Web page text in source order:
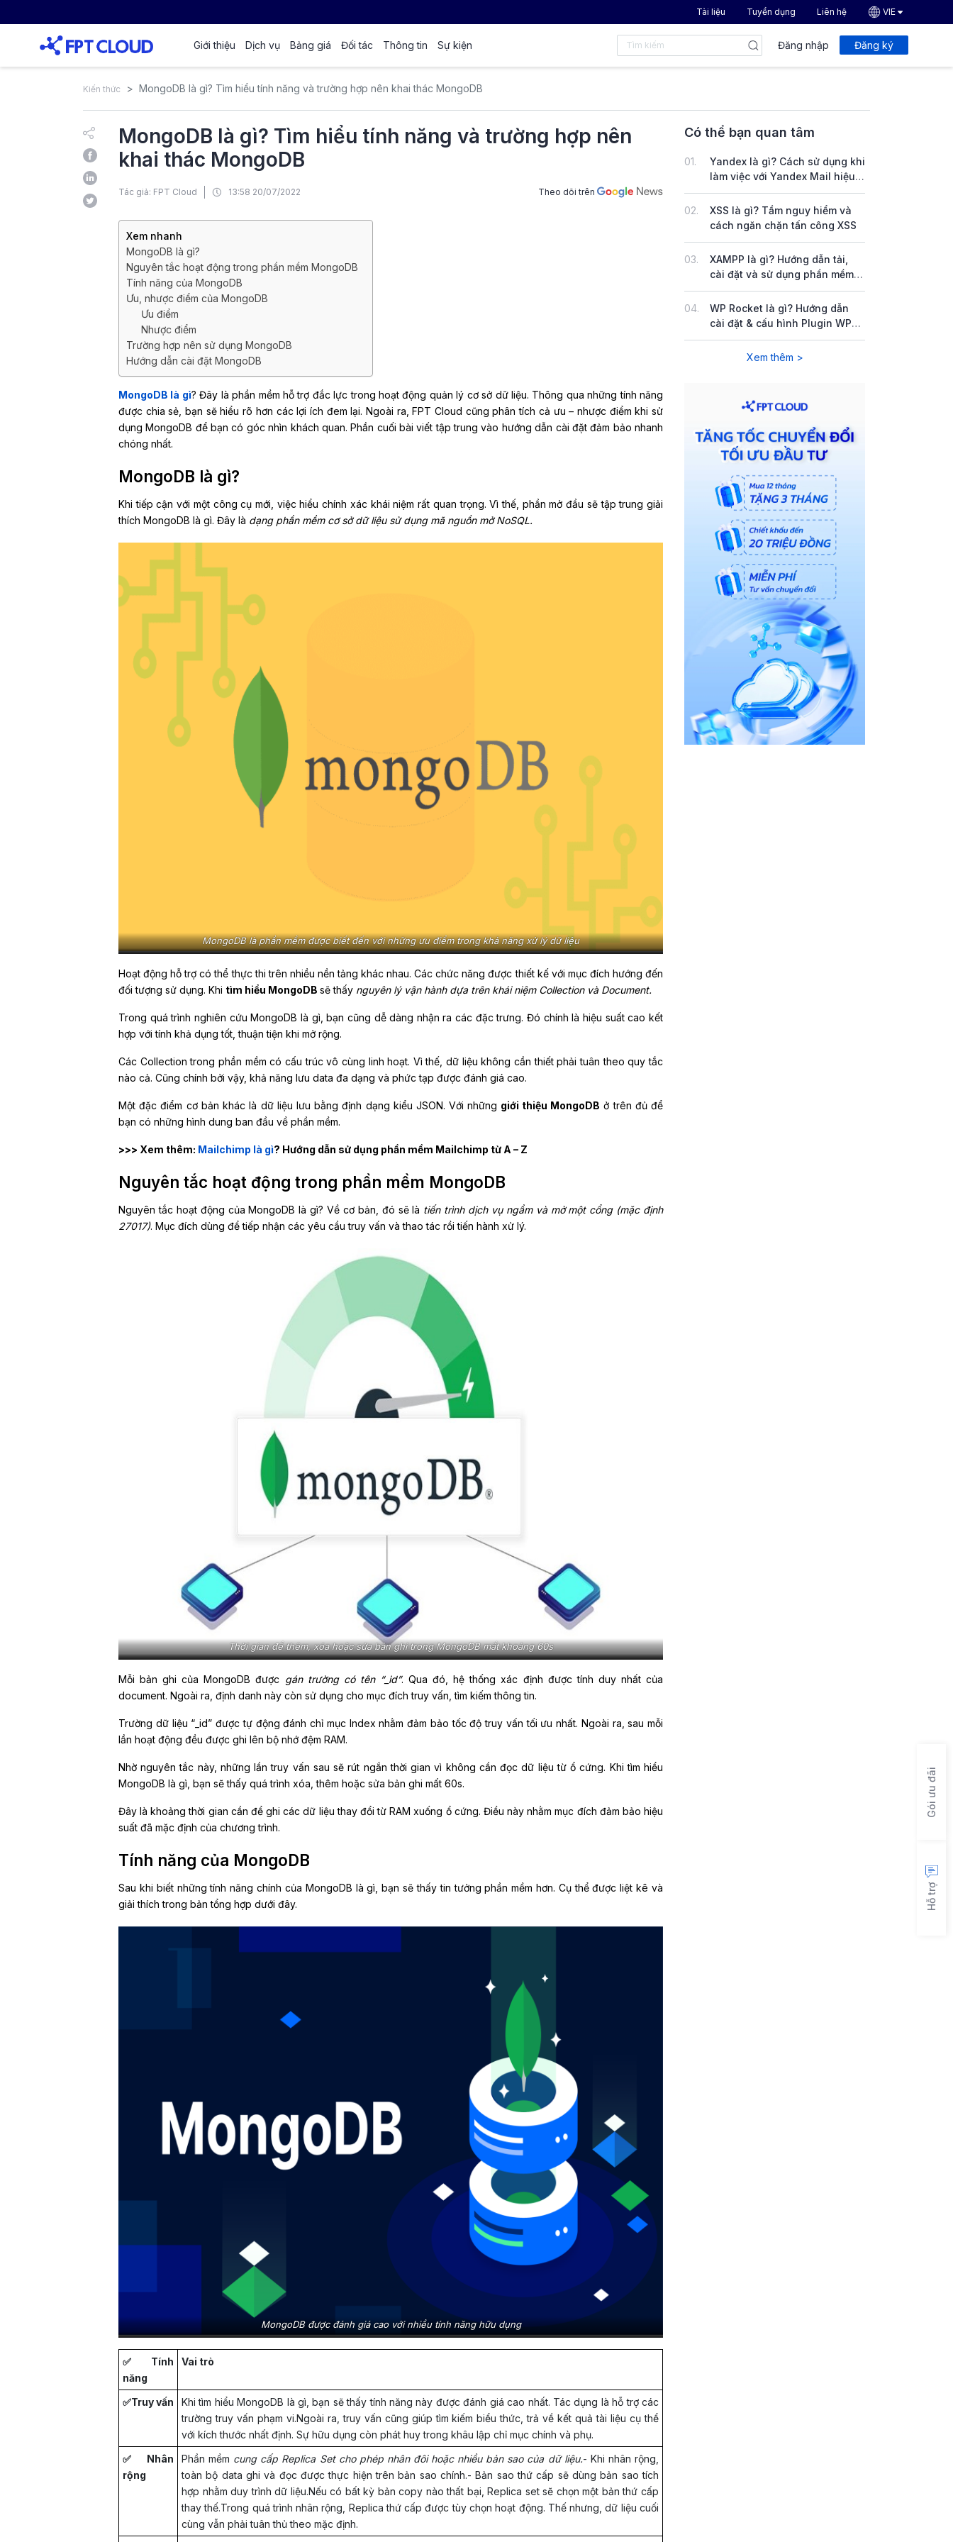
Tài liệu Tuyển dụng Liên hệ VIE
Giới thiệu Dịch vụ Bảng giá Đối tác Thông tin Sự kiện Đăng nhập Đăng ký
Kiến thức MongoDB là gì? Tìm hiểu tính năng và trường hợp nên khai thác MongoDB
MongoDB là gì? Tìm hiểu tính năng và trường hợp nên
khai thác MongoDB
Tác giả: FPT Cloud 13:58 20/07/2022 Theo dõi trên
Xem nhanh
MongoDB là gì?
Nguyên tắc hoạt động trong phần mềm MongoDB
Tính năng của MongoDB
Ưu, nhược điểm của MongoDB
Ưu điểm
Nhược điểm
Trường hợp nên sử dụng MongoDB
Hướng dẫn cài đặt MongoDB
MongoDB là gì? Đây là phần mềm hỗ trợ đắc lực trong hoạt động quản lý cơ sở dữ liệu. Thông qua những tính năng
được chia sẻ, bạn sẽ hiểu rõ hơn các lợi ích đem lại. Ngoài ra, FPT Cloud cũng phân tích cả ưu – nhược điểm khi sử
dụng MongoDB để bạn có góc nhìn khách quan. Phần cuối bài viết tập trung vào hướng dẫn cài đặt đảm bảo nhanh
chóng nhất.
MongoDB là gì?
Khi tiếp cận với một công cụ mới, việc hiểu chính xác khái niệm rất quan trọng. Vì thế, phần mở đầu sẽ tập trung giải
thích MongoDB là gì. Đây là dạng phần mềm cơ sở dữ liệu sử dụng mã nguồn mở NoSQL.
MongoDB là phần mềm được biết đến với những ưu điểm trong khả năng xử lý dữ liệu
Hoạt động hỗ trợ có thể thực thi trên nhiều nền tảng khác nhau. Các chức năng được thiết kế với mục đích hướng đến
đối tượng sử dụng. Khi tìm hiểu MongoDB sẽ thấy nguyên lý vận hành dựa trên khái niệm Collection và Document.
Trong quá trình nghiên cứu MongoDB là gì, bạn cũng dễ dàng nhận ra các đặc trưng. Đó chính là hiệu suất cao kết
hợp với tính khả dụng tốt, thuận tiện khi mở rộng.
Các Collection trong phần mềm có cấu trúc vô cùng linh hoạt. Vì thế, dữ liệu không cần thiết phải tuân theo quy tắc
nào cả. Cũng chính bởi vậy, khả năng lưu data đa dạng và phức tạp được đánh giá cao.
Một đặc điểm cơ bản khác là dữ liệu lưu bằng định dạng kiểu JSON. Với những giới thiệu MongoDB ở trên đủ để
bạn có những hình dung ban đầu về phần mềm.
>>> Xem thêm: Mailchimp là gì? Hướng dẫn sử dụng phần mềm Mailchimp từ A – Z
Nguyên tắc hoạt động trong phần mềm MongoDB
Nguyên tắc hoạt động của MongoDB là gì? Về cơ bản, đó sẽ là tiến trình dịch vụ ngầm và mở một cổng (mặc định
27017). Mục đích dùng để tiếp nhận các yêu cầu truy vấn và thao tác rồi tiến hành xử lý.
Thời gian để thêm, xóa hoặc sửa bản ghi trong MongoDB mất khoảng 60s
Mỗi bản ghi của MongoDB được gán trường có tên “_id”. Qua đó, hệ thống xác định được tính duy nhất của
document. Ngoài ra, định danh này còn sử dụng cho mục đích truy vấn, tìm kiếm thông tin.
Trường dữ liệu “_id” được tự động đánh chỉ mục Index nhằm đảm bảo tốc độ truy vấn tối ưu nhất. Ngoài ra, sau mỗi
lần hoạt động đều được ghi lên bộ nhớ đệm RAM.
Nhờ nguyên tắc này, những lần truy vấn sau sẽ rút ngắn thời gian vì không cần đọc dữ liệu từ ổ cứng. Khi tìm hiểu
MongoDB là gì, bạn sẽ thấy quá trình xóa, thêm hoặc sửa bản ghi mất 60s.
Đây là khoảng thời gian cần để ghi các dữ liệu thay đổi từ RAM xuống ổ cứng. Điều này nhằm mục đích đảm bảo hiệu
suất đã mặc định của chương trình.
Tính năng của MongoDB
Sau khi biết những tính năng chính của MongoDB là gì, bạn sẽ thấy tin tưởng phần mềm hơn. Cụ thể được liệt kê và
giải thích trong bản tổng hợp dưới đây.
MongoDB được đánh giá cao với nhiều tính năng hữu dụng
✅Tính
năng
Vai trò
✅Truy vấn
Khi tìm hiểu MongoDB là gì, bạn sẽ thấy tính năng này được đánh giá cao nhất. Tác dụng là hỗ trợ các
trường truy vấn phạm vi.Ngoài ra, truy vấn cũng giúp tìm kiếm biểu thức, trả về kết quả tài liệu cụ thể
với kích thước nhất định. Sự hữu dụng còn phát huy trong khâu lập chỉ mục chính và phụ.
✅Nhân
rộng
Phần mềm cung cấp Replica Set cho phép nhân đôi hoặc nhiều bản sao của dữ liệu.- Khi nhân rộng,
toàn bộ data ghi và đọc được thực hiện trên bản sao chính.- Bản sao thứ cấp sẽ dùng bản sao tích
hợp nhằm duy trình dữ liệu.Nếu có bất kỳ bản copy nào thất bại, Replica set sẽ chọn một bản thứ cấp
thay thế.Trong quá trình nhân rộng, Replica thứ cấp được tùy chọn hoạt động. Thế nhưng, dữ liệu cuối
cùng vẫn phải tuân thủ theo mặc định.
Có thể bạn quan tâm
01.
Yandex là gì? Cách sử dụng khi
làm việc với Yandex Mail hiệu
quả
02.
XSS là gì? Tầm nguy hiểm và
cách ngăn chặn tấn công XSS
03.
XAMPP là gì? Hướng dẫn tải,
cài đặt và sử dụng phần mềm
XAMPP trên Windows & Linux
04.
WP Rocket là gì? Hướng dẫn
cài đặt & cấu hình Plugin WP
Rocket
Xem thêm >
Hỗ trợ
Gói ưu đãi